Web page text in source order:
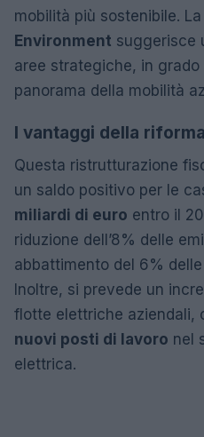
mobilità più sostenibile.
Environment suggerisce
aree strategiche, in
panorama della mobilità
I vantaggi della riforma
Questa ristrutturazione
un saldo positivo per le
miliardi di euro entro il
riduzione dell’8% delle
abbattimento del 6%
Inoltre, si prevede un
flotte elettriche aziendali,
nuovi posti di lavoro nel
elettrica.